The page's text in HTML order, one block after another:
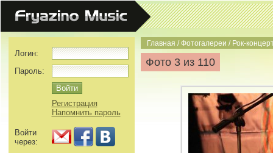
Главная /Фотогалереи / Рок-
Фото 3 из 110
Логин:
Пароль:
Регистрация
Напомнить пароль
Войти
через: